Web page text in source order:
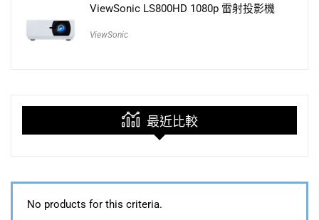
ViewSonic LS800HD 1080p 雷射投影機
ViewSonic
最近比較
No products for this criteria.